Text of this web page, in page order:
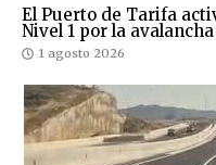
El Puerto de Tarifa
Nivel 1 por la
1 agosto 2026